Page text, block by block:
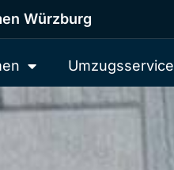
Würzburg
Umzugsservice